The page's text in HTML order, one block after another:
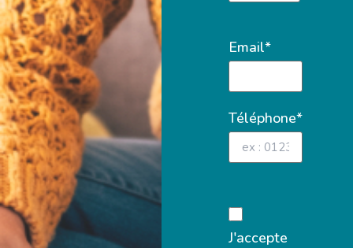
Email*
Téléphone*
J'accepte